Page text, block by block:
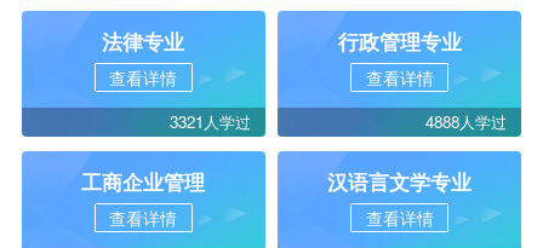
法律专业
查看详情
3321人学过
行政管理专业
查看详情
4888人学过
工商企业管理
查看详情
汉语言文学专业
查看详情